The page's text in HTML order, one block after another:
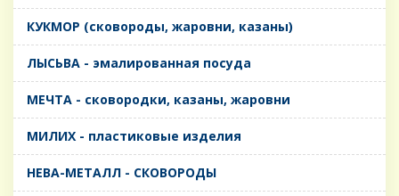
КУКМОР (сковороды, жаровни, казаны)
ЛЫСЬВА - эмалированная посуда
МЕЧТА - сковородки, казаны, жаровни
МИЛИХ - пластиковые изделия
НЕВА-МЕТАЛЛ - СКОВОРОДЫ